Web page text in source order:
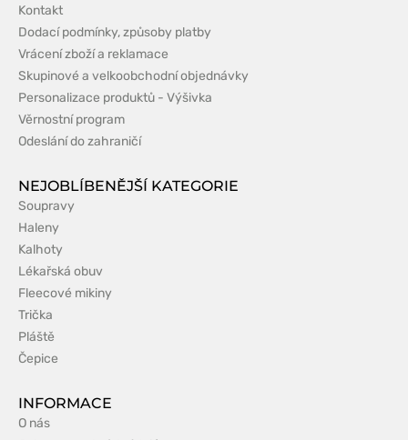
Kontakt
Dodací podmínky, způsoby platby
Vrácení zboží a reklamace
Skupinové a velkoobchodní objednávky
Personalizace produktů - Výšivka
Věrnostní program
Odeslání do zahraničí
NEJOBLÍBENĚJŠÍ KATEGORIE
Soupravy
Haleny
Kalhoty
Lékařská obuv
Fleecové mikiny
Trička
Pláště
Čepice
INFORMACE
O nás